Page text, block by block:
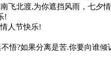
飞北渡,为你遮挡风雨，七夕
!
人节快乐!
悟?如果分离是苦.你要向谁倾